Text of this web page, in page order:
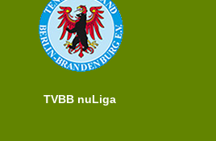
TVBB nuLiga